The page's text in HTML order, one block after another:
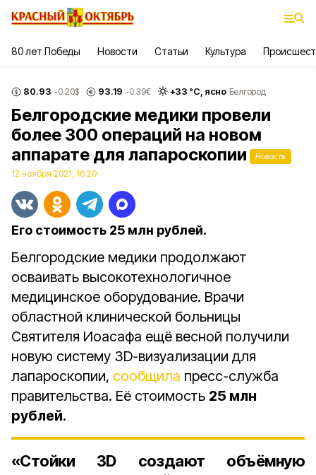
80 лет Победы Новости Статьи Культура
80.93 -0.20$ 93.19 -0.39€ +33 °С, ясно Белгород
Белгородские медики провели
более 300 операций на новом
аппарате для лапароскопии
Новость
12 ноября 2021, 16:20
Его стоимость 25 млн рублей.
Белгородские медики продолжают
осваивать высокотехнологичное
медицинское оборудование. Врачи
областной клинической больницы
Святителя Иоасафа ещё весной получили
новую систему 3D-визуализации для
лапароскопии, сообщила пресс-служба
правительства. Её стоимость 25 млн
рублей.
«Стойки 3D создают объёмную